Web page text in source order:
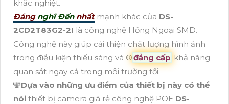
khắc nghiệt.
Đáng nghĩ Đếnnhấtmạnh khác của DS-
2CD2T83G2-2I là công nghệ Hồng Ngoại SMD.
Công nghệ này giúp cải thiện chất lượng hình ảnh
trong điều kiện thiếu sáng và ®️đẳng cấp khả năng
quan sát ngay cả trong môi trường tối.
️🕎Dựa vào những ưu điểm của thiết bị này có thể
nói thiết bị camera giá rẻ công nghệ POE DS-